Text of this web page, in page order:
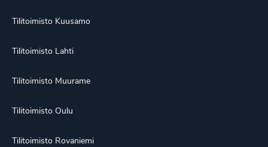
Tilitoimisto Kuusamo
Tilitoimisto Lahti
Tilitoimisto Muurame
Tilitoimisto Oulu
Tilitoimisto Rovaniemi